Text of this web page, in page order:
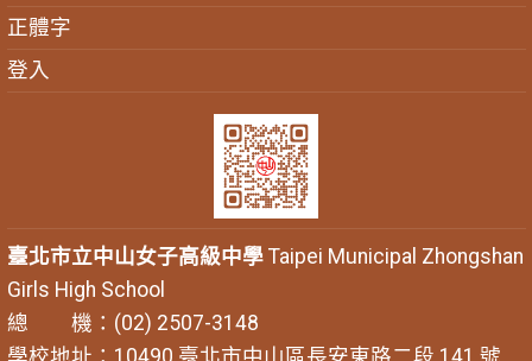
正體字
登入
臺北市立中山女子高級中學Taipei Municipal Zhongshan
Girls High School
總 機：(02) 2507-3148